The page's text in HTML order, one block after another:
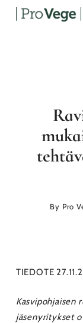
Skip
By Pro
TIEDOTE
Kasvipohjaisen
jäsenyritykset